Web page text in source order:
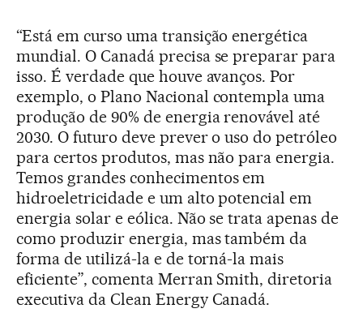
“Está em curso uma transição energética
mundial. O Canadá precisa se preparar para
isso. É verdade que houve avanços. Por
exemplo, o Plano Nacional contempla uma
produção de 90% de energia renovável até
2030. O futuro deve prever o uso do petróleo
para certos produtos, mas não para energia.
Temos grandes conhecimentos em
hidroeletricidade e um alto potencial em
energia solar e eólica. Não se trata apenas de
como produzir energia, mas também da
forma de utilizá-la e de torná-la mais
eficiente”, comenta Merran Smith, diretoria
executiva da Clean Energy Canadá.